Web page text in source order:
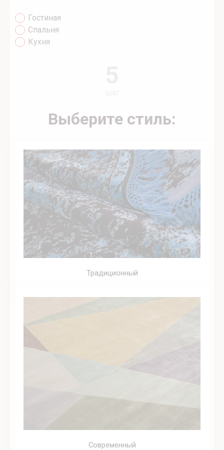
Гостиная
Спальня
Кухня
Выберите стиль:
Традиционный
Современный